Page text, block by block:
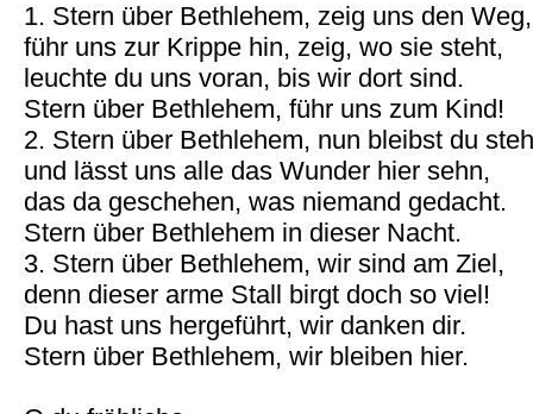
1. Stern über Bethlehem, zeig uns den Weg,
führ uns zur Krippe hin, zeig, wo sie steht,
leuchte du uns voran, bis wir dort sind.
Stern über Bethlehem, führ uns zum Kind!
2. Stern über Bethlehem, nun bleibst du
und lässt uns alle das Wunder hier sehn,
das da geschehen, was niemand gedacht.
Stern über Bethlehem in dieser Nacht.
3. Stern über Bethlehem, wir sind am Ziel,
denn dieser arme Stall birgt doch so viel!
Du hast uns hergeführt, wir danken dir.
Stern über Bethlehem, wir bleiben hier.